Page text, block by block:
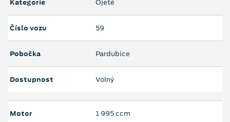
Kategorie Ojeté
Číslo vozu 59
Pobočka Pardubice
Dostupnost Volný
Motor 1 995 ccm